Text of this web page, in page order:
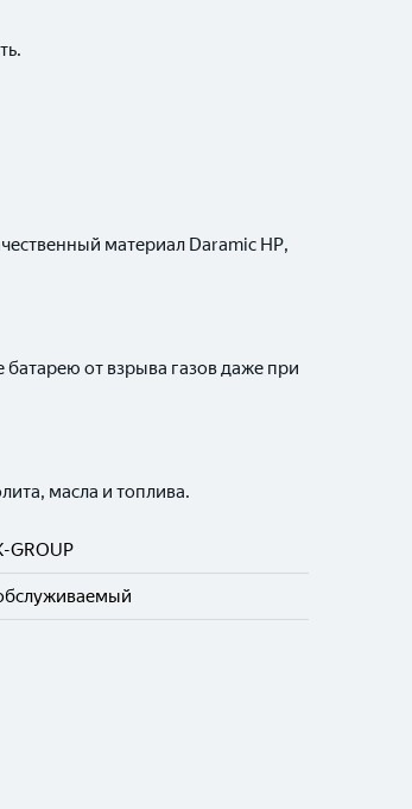
материал Daramic HP,
от взрыва газов даже при
масла и топлива.
GROUP